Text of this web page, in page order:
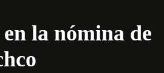
la nómina de